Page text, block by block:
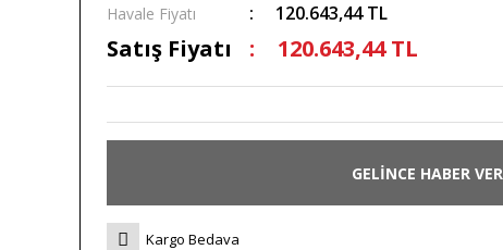
Havale Fiyatı 120.643,44 TL
Satış Fiyatı 120.643,44 TL
GELİNCE HABER VER
Kargo Bedava